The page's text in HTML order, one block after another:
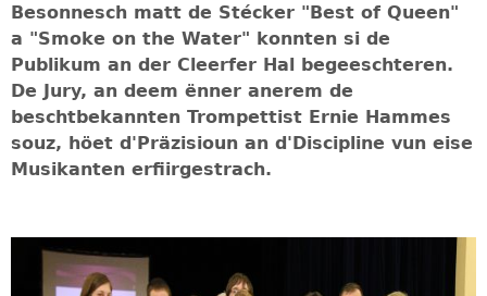
Besonnesch matt de Stécker "Best of Queen"
a "Smoke on the Water" konnten si de
Publikum an der Cleerfer Hal begeeschteren.
De Jury, an deem ënner anerem de
beschtbekannten Trompettist Ernie Hammes
souz, höet d'Präzisioun an d'Discipline vun eise
Musikanten erfiirgestrach.